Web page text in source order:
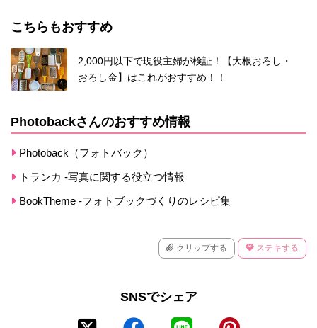
こちらもおすすめ
2,000円以下で現役主婦が検証！【大根おろし・
おろし金】はこれがおすすめ！！
Photobackさんのおすすめ情報
Photoback（フォトバック）
トランカ -写真に関する役立つ情報
BookTheme -フォトブックづくりのレシピ集
クリップする ステキする
SNSでシェア